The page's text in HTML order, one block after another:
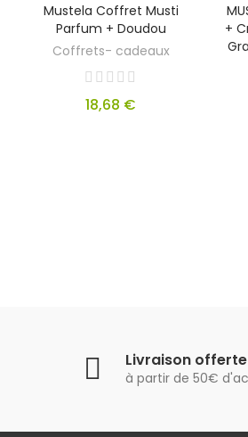
Mustela Coffret Musti
Parfum + Doudou
Coffrets- cadeaux
18,68 €
+
Livraison offerte
à partir de 50€